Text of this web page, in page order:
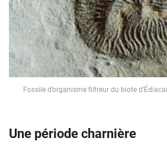
Fossile d’organisme filtreur du biote
Une période charnière